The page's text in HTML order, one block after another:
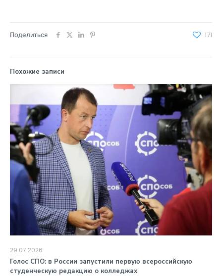
Поделиться 171
Похожие записи
29.07.2026
️Голос СПО: в России запустили первую всероссийскую
студенческую редакцию о колледжах